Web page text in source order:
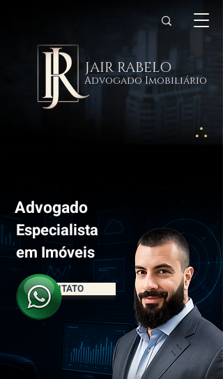
JAIR RABELO
Advogado Imobiliário
Advogado
Especialista
em Imóveis
CONTATO